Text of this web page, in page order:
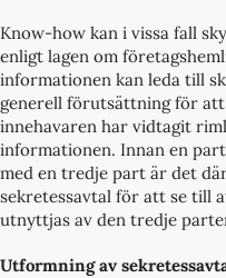
Know-how kan i vissa fall
enligt lagen om
informationen kan leda till
generell förutsättning för
innehavaren har vidtagit
informationen. Innan en
med en tredje part är det
sekretessavtal för att se till
utnyttjas av den tredje
Utformning av